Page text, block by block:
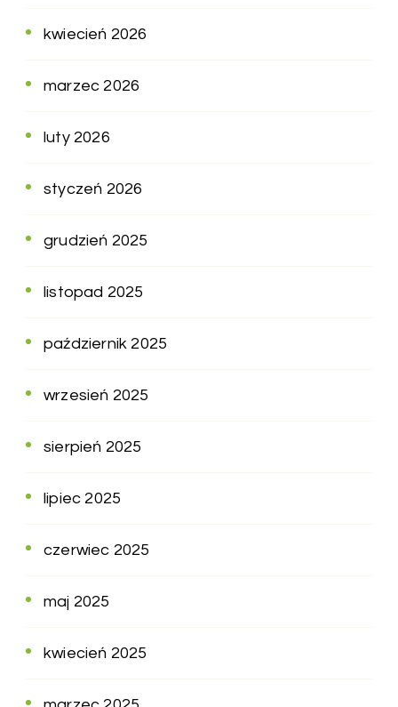
kwiecień 2026
marzec 2026
luty 2026
styczeń 2026
grudzień 2025
listopad 2025
październik 2025
wrzesień 2025
sierpień 2025
lipiec 2025
czerwiec 2025
maj 2025
kwiecień 2025